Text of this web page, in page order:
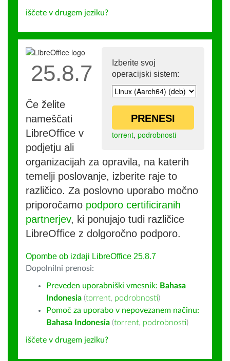
iščete v drugem jeziku?
Izberite svoj
operacijski sistem:
PRENESI
torrent, podrobnosti
25.8.7
Če želite
nameščati
LibreOffice v
podjetju ali
organizacijah za opravila, na katerih
temelji poslovanje, izberite raje to
različico. Za poslovno uporabo močno
priporočamo podporo certificiranih
partnerjev, ki ponujajo tudi različice
LibreOffice z dolgoročno podporo.
Opombe ob izdaji LibreOffice 25.8.7
Dopolnilni prenosi:
Preveden uporabniški vmesnik: Bahasa
Indonesia (torrent, podrobnosti)
Pomoč za uporabo v nepovezanem načinu:
Bahasa Indonesia (torrent, podrobnosti)
iščete v drugem jeziku?